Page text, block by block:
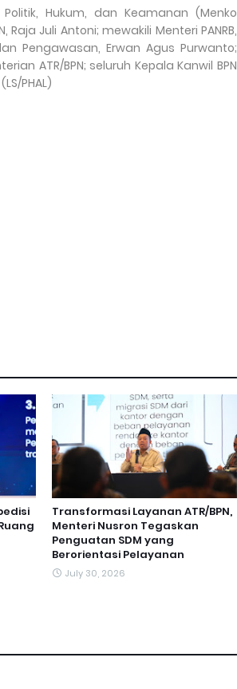
Hukum, dan Keamanan (Menko
Juli Antoni; mewakili Menteri PANRB,
Pengawasan, Erwan Agus Purwanto;
ATR/BPN; seluruh Kepala Kanwil BPN
PHAL)
Transformasi Layanan ATR/BPN,
Menteri Nusron Tegaskan
Penguatan SDM yang
Berorientasi Pelayanan
July 30, 2026